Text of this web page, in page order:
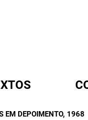
EM DEPOIMENTO, 1968